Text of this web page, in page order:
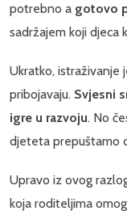
potrebno a gotovo
sadržajem koji djeca
Ukratko, istraživanje
pribojavaju. Svjesni
igre u razvoju. No
djeteta prepuštamo
Upravo iz ovog
koja roditeljima